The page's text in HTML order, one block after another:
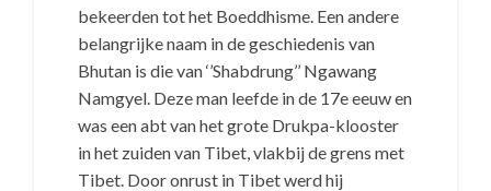
bekeerden tot het Boeddhisme. Een andere
belangrijke naam in de geschiedenis van
Bhutan is die van ‘’Shabdrung’’ Ngawang
Namgyel. Deze man leefde in de 17e eeuw en
was een abt van het grote Drukpa-klooster
in het zuiden van Tibet, vlakbij de grens met
Tibet. Door onrust in Tibet werd hij